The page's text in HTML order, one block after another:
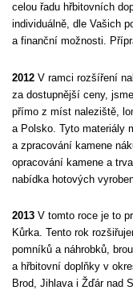
celou řadu hřbitovních
individuálně, dle Vašich
a finanční možnosti.
2012 V ramci rozšíření
za dostupnější ceny,
přímo z míst naleziště,
a Polsko. Tyto materiály
a zpracování kamene
opracování kamene a
nabídka hotových
2013 V tomto roce je to
Kůrka. Tento rok
pomníků a náhrobků,
a hřbitovní doplňky v
Brod, Jihlava i Žďár nad